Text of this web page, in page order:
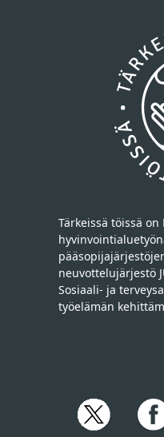
Tärkeissä töissä on
neuvottelujärjestö
Sosiaali- ja
työelämän